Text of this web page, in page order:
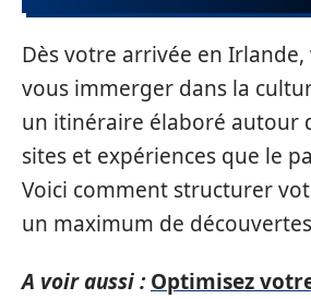
Dès votre arrivée en
vous immerger dans la
un itinéraire élaboré autour
sites et expériences que le
Voici comment structurer
un maximum de
A voir aussi : Optimisez